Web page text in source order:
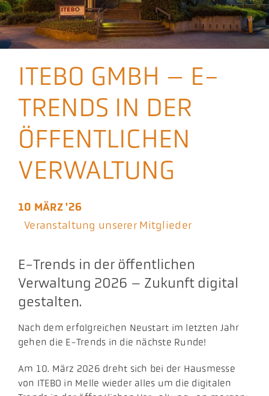
Aktuelles
ITEBO GMBH – E-
TRENDS IN DER
ÖFFENTLICHEN
VERWALTUNG
10 MÄRZ '26
Veranstaltung unserer Mitglieder
E-Trends in der öffentlichen
Verwaltung 2026 – Zukunft digital
gestalten.
Nach dem erfolgreichen Neustart im letzten Jahr
gehen die E-Trends in die nächste Runde!
Am 10. März 2026 dreht sich bei der Hausmesse
von ITEBO in Melle wieder alles um die digitalen